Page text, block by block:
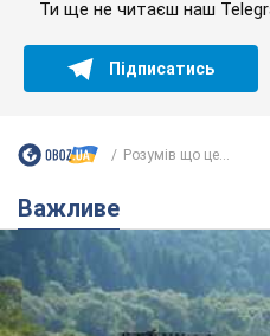
Значні штрафи і
проблему джипінгу